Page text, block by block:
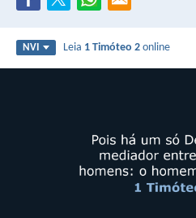
NVI Leia 1 Timóteo 2 online